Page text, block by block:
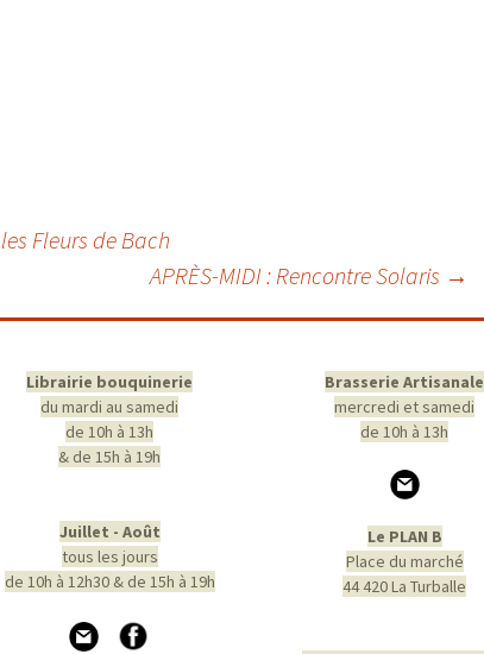
Fleurs de Bach
APRÈS-MIDI : Rencontre Solaris →
Librairie bouquinerie
du mardi au samedi
de 10h à 13h
& de 15h à 19h
Juillet - Août
tous les jours
de 10h à 12h30 & de 15h à 19h
Brasserie Artisanale
mercredi et samedi
de 10h à 13h
Le PLAN B
Place du marché
44 420 La Turballe